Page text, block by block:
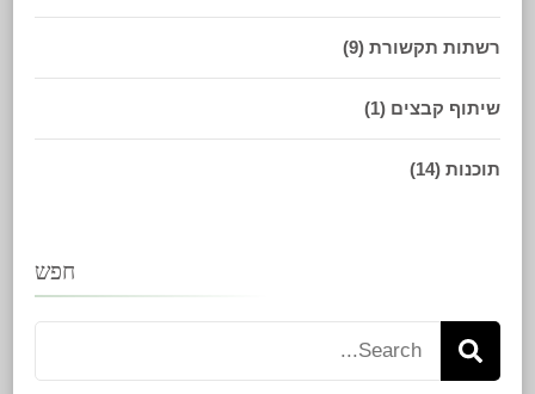
רשתות תקשורת (9)
שיתוף קבצים (1)
תוכנות (14)
חפש